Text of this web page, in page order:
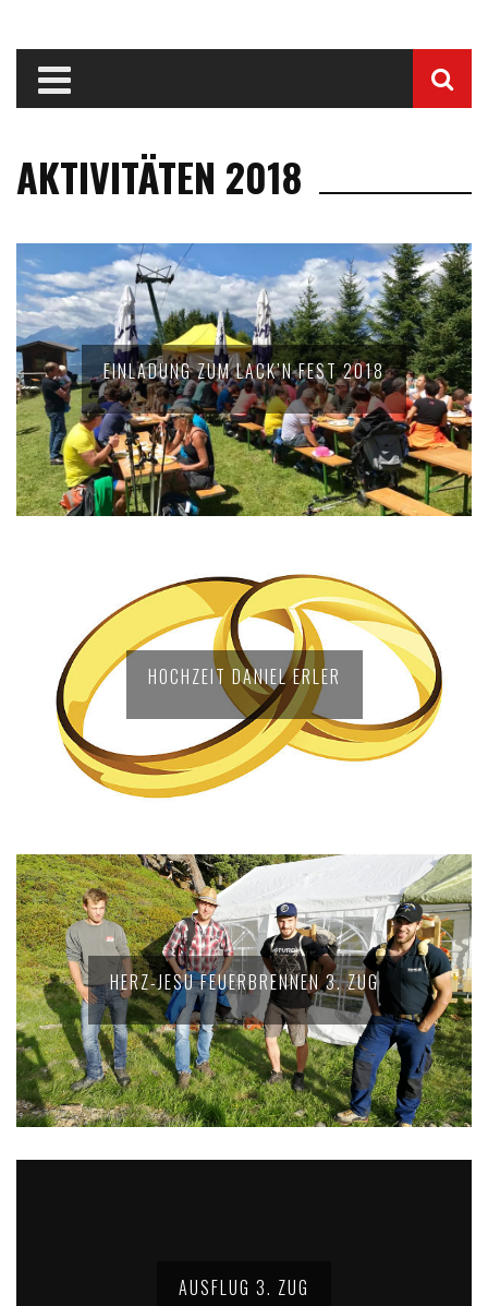
AKTIVITÄTEN 2018
EINLADUNG ZUM LACK’N FEST 2018
HOCHZEIT DANIEL ERLER
HERZ-JESU FEUERBRENNEN 3. ZUG
AUSFLUG 3. ZUG